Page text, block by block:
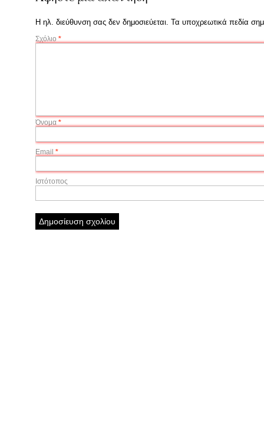
Η ηλ. διεύθυνση σας δεν δημοσιεύεται. Τα υποχρεωτικά πεδία
Σχόλιο *
Όνομα *
Email *
Ιστότοπος